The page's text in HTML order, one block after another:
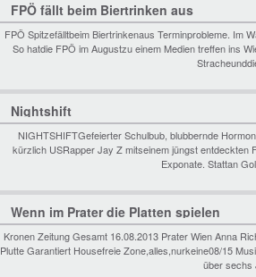
FPÖ fällt beim Biertrinken aus
FPÖ Spitzefälltbeim Biertrinkenaus Terminprobleme. Im
So hatdie FPÖ im Augustzu einem Medien treffen ins
Nightshift
NIGHTSHIFTGefeierter Schulbub, blubbernde
kürzlich USRapper Jay Z mitseinem jüngst entdeckten
Exponate. Stattan
Wenn im Prater die Platten spielen
Kronen Zeitung Gesamt 16.08.2013 Prater Wien Anna
Plutte Garantiert Housefreie Zone,alles,nurkeine08/15
über